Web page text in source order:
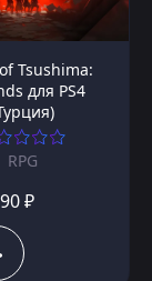
Tsushima:
для PS4
RPG
₽